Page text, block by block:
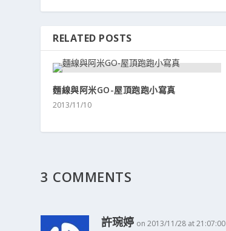
RELATED POSTS
麵線與阿米GO-屋頂跑跑小寫真
2013/11/10
3 COMMENTS
許琬婷 on 2013/11/28 at 21:07:00